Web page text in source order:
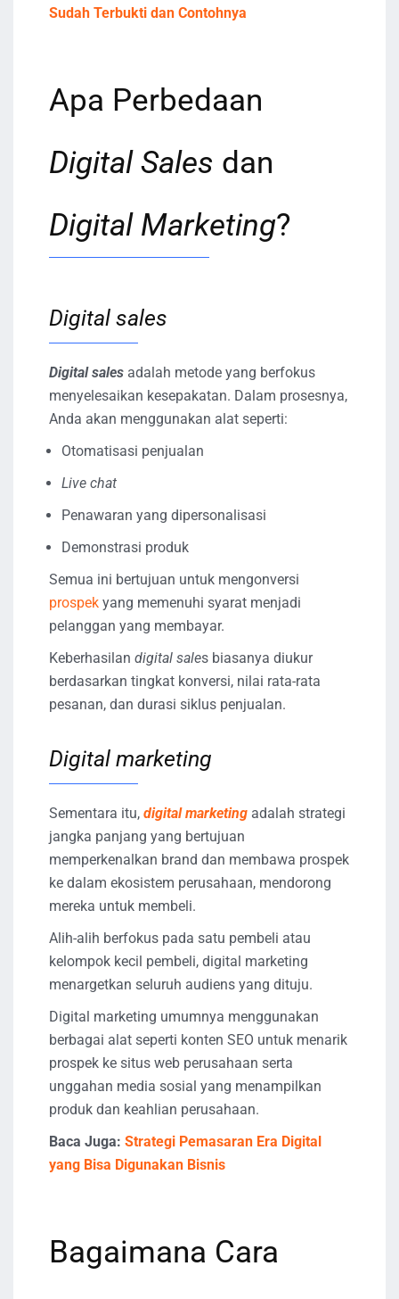
Sudah Terbukti dan Contohnya
Apa Perbedaan
Digital Sales dan
Digital Marketing?
Digital sales
Digital sales adalah metode yang berfokus
menyelesaikan kesepakatan. Dalam prosesnya,
Anda akan menggunakan alat seperti:
Otomatisasi penjualan
Live chat
Penawaran yang dipersonalisasi
Demonstrasi produk
Semua ini bertujuan untuk mengonversi
prospek yang memenuhi syarat menjadi
pelanggan yang membayar.
Keberhasilan digital sales biasanya diukur
berdasarkan tingkat konversi, nilai rata-rata
pesanan, dan durasi siklus penjualan.
Digital marketing
Sementara itu, digital marketing adalah strategi
jangka panjang yang bertujuan
memperkenalkan brand dan membawa prospek
ke dalam ekosistem perusahaan, mendorong
mereka untuk membeli.
Alih-alih berfokus pada satu pembeli atau
kelompok kecil pembeli, digital marketing
menargetkan seluruh audiens yang dituju.
Digital marketing umumnya menggunakan
berbagai alat seperti konten SEO untuk menarik
prospek ke situs web perusahaan serta
unggahan media sosial yang menampilkan
produk dan keahlian perusahaan.
Baca Juga: Strategi Pemasaran Era Digital
yang Bisa Digunakan Bisnis
Bagaimana Cara